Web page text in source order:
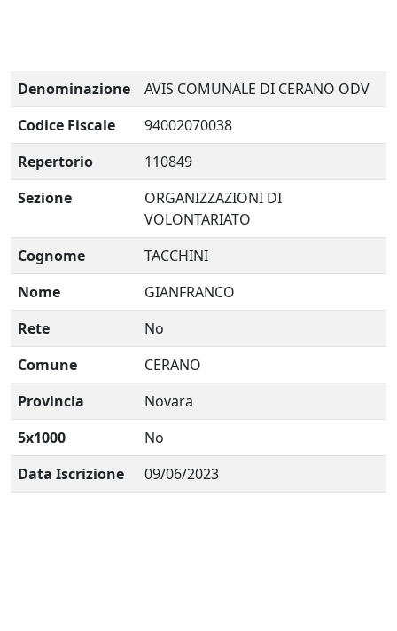
Denominazione
AVIS COMUNALE DI CERANO ODV
Codice Fiscale
94002070038
Repertorio
110849
Sezione
ORGANIZZAZIONI DI
VOLONTARIATO
Cognome
TACCHINI
Nome
GIANFRANCO
Rete
No
Comune
CERANO
Provincia
Novara
5x1000
No
Data Iscrizione
09/06/2023